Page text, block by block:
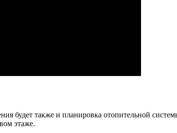
также и планировка отопительной
этаже.